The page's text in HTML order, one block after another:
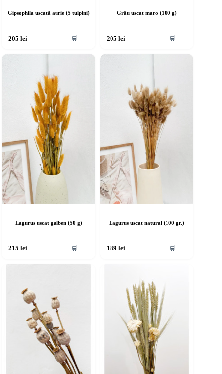
Gipsophila uscată aurie (5 tulpini)
205lei 🛒
Grâu uscat maro (100 g)
205lei 🛒
Lagurus uscat galben (50 g)
215lei 🛒
Lagurus uscat natural (100 gr.)
189lei 🛒